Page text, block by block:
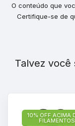
O conteúdo que
Certifique-se de
Talvez você
10% OFF ACIMA
FILAMENTOS